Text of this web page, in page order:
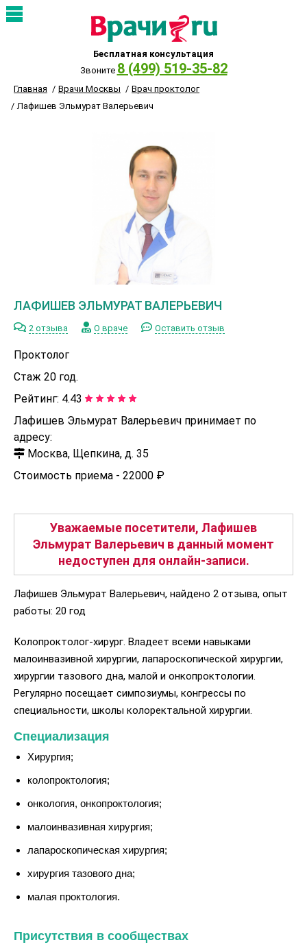
Бесплатная консультация
Звоните 8 (499) 519-35-82
Главная Врачи Москвы
Врач проктолог
Лафишев Эльмурат Валерьевич
ЛАФИШЕВ ЭЛЬМУРАТ ВАЛЕРЬЕВИЧ
2 отзыва О враче Оставить отзыв
Проктолог
Стаж 20 год.
Рейтинг: 4.43
Лафишев Эльмурат Валерьевич принимает по
адресу:
Москва, Щепкина, д. 35
Стоимость приема - 22000 ₽
Уважаемые посетители, Лафишев
Эльмурат Валерьевич в данный момент
недоступен для онлайн-записи.
Лафишев Эльмурат Валерьевич, найдено 2 отзыва, опыт
работы: 20 год
Колопроктолог-хирург. Владеет всеми навыками
малоинвазивной хирургии, лапароскопической хирургии,
хирургии тазового дна, малой и онкопроктологии.
Регулярно посещает симпозиумы, конгрессы по
специальности, школы колоректальной хирургии.
Специализация
Хирургия;
колопроктология;
онкология, онкопроктология;
малоинвазивная хирургия;
лапароскопическая хирургия;
хирургия тазового дна;
малая проктология.
Присутствия в сообществах